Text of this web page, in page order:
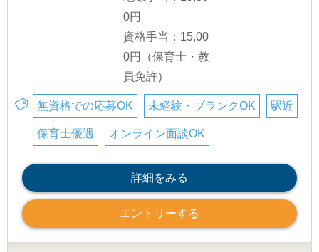
0円
資格手当：15,00
0円（保育士・教
員免許）
無資格での応募OK 未経験・ブランクOK 駅近
保育士優遇 オンライン面談OK
詳細をみる
エントリーする